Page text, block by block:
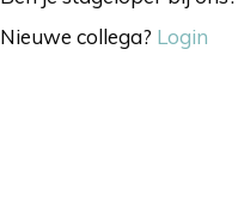
Nieuwe collega? Login